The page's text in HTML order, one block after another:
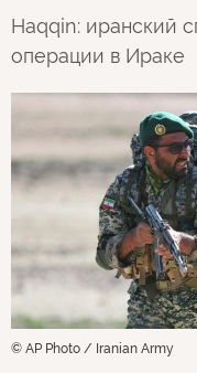
Haqqin: иранский
операции в Ираке
© AP Photo / Iranian Army